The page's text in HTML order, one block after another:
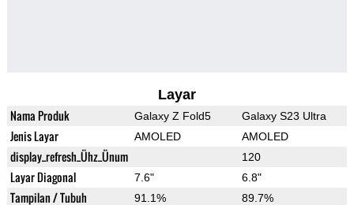
Layar
Nama Produk Galaxy Z Fold5 Galaxy S23 Ultra
Jenis Layar AMOLED AMOLED
display_refresh_Ühz_Ünum 120
Layar Diagonal 7.6" 6.8"
Tampilan / Tubuh 91.1% 89.7%